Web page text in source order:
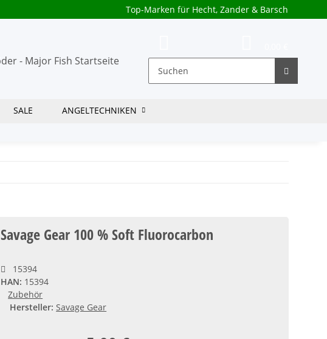
Top-Marken für Hecht, Zander & Barsch
SALE ANGELTECHNIKEN
Savage Gear 100 % Soft Fluorocarbon
15394
HAN: 15394
Zubehör
Hersteller: Savage Gear